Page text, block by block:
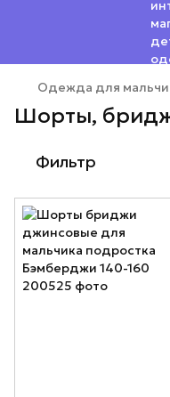
Одежда для
Шорты,
Фильтр